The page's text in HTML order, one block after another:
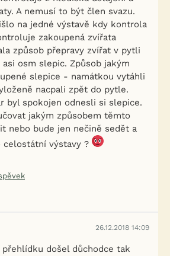
A nemusí to být člen svazu.
na jedné výstavě kdy kontrola
zakoupená zvířata
způsob přepravy zvířat v pytli
osm slepic. Způsob jakým
slepice - namátkou vytáhli
nacpali zpět do pytle.
byl spokojen odnesli si slepice.
jakým způsobem těmto
nebo bude jen nečině sedět a
celostátní výstavy ?
26.12.2018 14:09
došel důchodce tak